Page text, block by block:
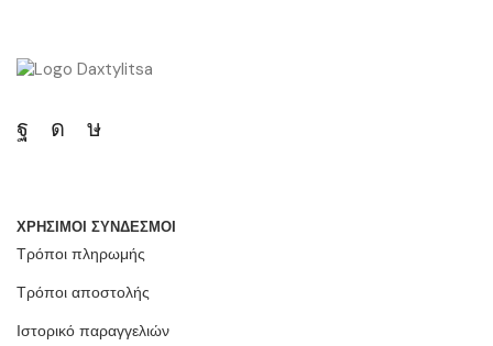
ΧΡΗΣΙΜΟΙ ΣΥΝΔΕΣΜΟΙ
Τρόποι πληρωμής
Τρόποι αποστολής
Ιστορικό παραγγελιών